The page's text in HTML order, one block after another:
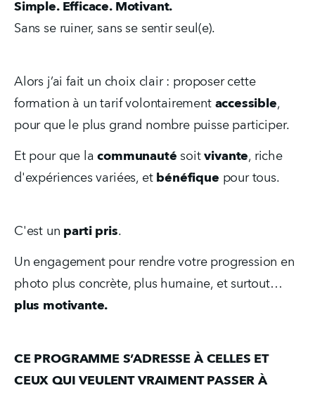
Simple. Efficace. Motivant.
Sans se ruiner, sans se sentir seul(e).
Alors j’ai fait un choix clair : proposer cette
formation à un tarif volontairement accessible,
pour que le plus grand nombre puisse participer.
Et pour que la communauté soit vivante, riche
d'expériences variées, et bénéfique pour tous.
C'est un parti pris.
Un engagement pour rendre votre progression en
plus motivante.
CE PROGRAMME S’ADRESSE À CELLES ET
CEUX QUI VEULENT VRAIMENT PASSER À